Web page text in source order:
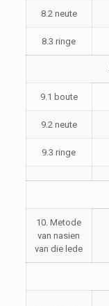
8.2 neute
8.3 ringe
9.1 boute
9.2 neute
9.3 ringe
10. Metode
van nasien
van die lede